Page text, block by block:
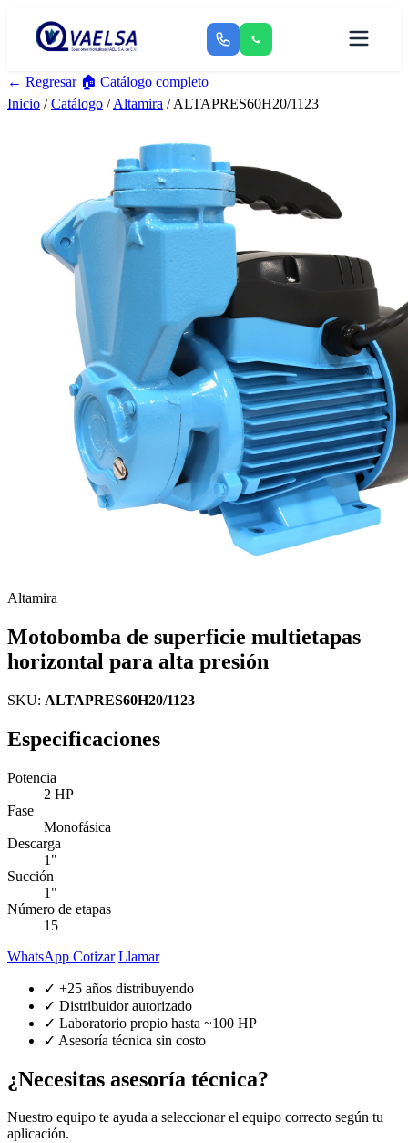
← Regresar 🏠 Catálogo completo
Inicio /Catálogo /Altamira / ALTAPRES60H20/1123
Altamira
Motobomba de superficie multietapas
horizontal para alta presión
SKU: ALTAPRES60H20/1123
Especificaciones
Potencia
2 HP
Fase
Monofásica
Descarga
1"
Succión
1"
Número de etapas
15
WhatsApp Cotizar Llamar
✓ +25 años distribuyendo
✓ Distribuidor autorizado
✓ Laboratorio propio hasta ~100 HP
✓ Asesoría técnica sin costo
¿Necesitas asesoría técnica?
Nuestro equipo te ayuda a seleccionar el equipo correcto según tu
aplicación.